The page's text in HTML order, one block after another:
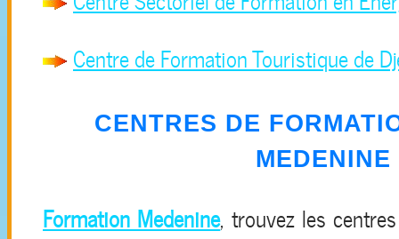
Centre de Formation Touristique de
CENTRES DE
MEDENINE
Formation Medenine, trouvez les